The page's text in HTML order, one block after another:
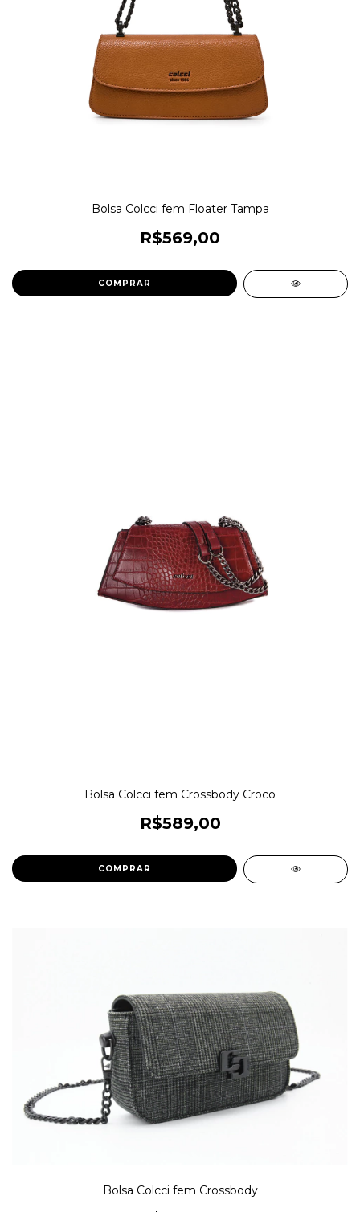
Bolsa Colcci fem Floater Tampa
R$569,00
COMPRAR
Bolsa Colcci fem Crossbody Croco
R$589,00
COMPRAR
Bolsa Colcci fem Crossbody